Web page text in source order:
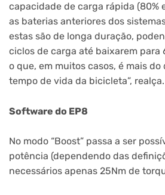
capacidade de carga rápida (80%
as baterias anteriores dos
estas são de longa duração,
ciclos de carga até baixarem para
o que, em muitos casos, é mais
tempo de vida da bicicleta”, realça.
Software do EP8
No modo “Boost” passa a ser
potência (dependendo das
necessários apenas 25Nm de